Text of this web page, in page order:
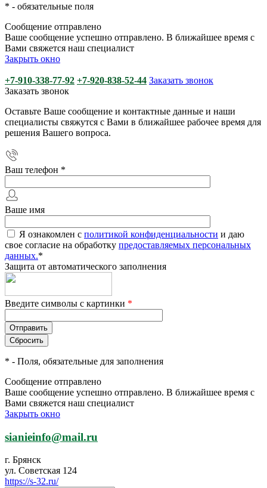
* - обязательные поля
Сообщение отправлено
Ваше сообщение успешно отправлено. В ближайшее время с
Вами свяжется наш специалист
Закрыть окно
+7-910-338-77-92 +7-920-838-52-44 Заказать звонок
Заказать звонок
Оставьте Ваше сообщение и контактные данные и наши
специалисты свяжутся с Вами в ближайшее рабочее время для
решения Вашего вопроса.
Ваш телефон *
Ваше имя
Я ознакомлен с политикой конфиденциальности и даю
свое согласие на обработку предоставляемых персональных
данных.*
Защита от автоматического заполнения
Введите символы с картинки *
* - Поля, обязательные для заполнения
Сообщение отправлено
Ваше сообщение успешно отправлено. В ближайшее время с
Вами свяжется наш специалист
Закрыть окно
sianieinfo@mail.ru
г. Брянск
ул. Советская 124
https://s-32.ru/